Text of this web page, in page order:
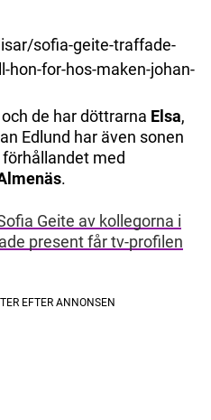
sofia-geite-traffade-
hon-for-hos-maken-johan-
de har döttrarna Elsa,
Edlund har även sonen
med
.
Geite av kollegorna i
present får tv-profilen